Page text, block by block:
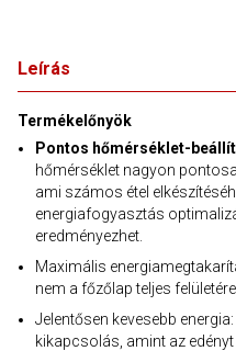
Leírás
Termékelőnyök
Pontos hőmérséklet-
hőmérséklet nagyon
ami számos étel
energiafogyasztás
eredményezhet.
Maximális
nem a főzőlap teljes
Jelentősen kevesebb
kikapcsolás, amint az edényt